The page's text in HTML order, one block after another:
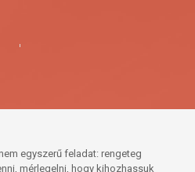
egyszerű feladat: rengeteg
mérlegelni, hogy kihozhassuk